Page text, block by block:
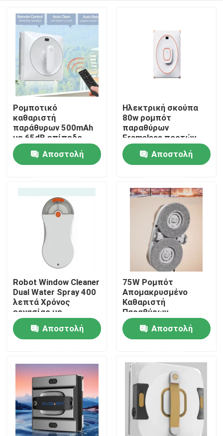
σπίτι
βίντεο
Περίπου εμείς
Ποιοτικός έλεγχος
Ζητήστε ένα απόσπασμα
ηλεκτρική σκούπα ρομπότ
Καθαριστής παραθύρων ρομπότ
Ρομποτικό
καθαριστή
παράθυρων 500mAh
με 65dB επίπεδο
θορύβου
Αποστολή
Ηλεκτρική σκούπα
80w ρομπότ
παραθύρων
Frameless πορτών
επιτραπέζιου
γυαλιούΑποστολή
Robot Window Cleaner
Dual Water Spray 400
λεπτά Χρόνος
εργασίας με
τηλεχειριστήριο
Αποστολή
75W Ρομπότ
Απομακρυσμένο
Καθαριστή
Παραθύρων
Βούρτσας Μηχανή
Μακρά διάρκεια
ζωής
Αποστολή